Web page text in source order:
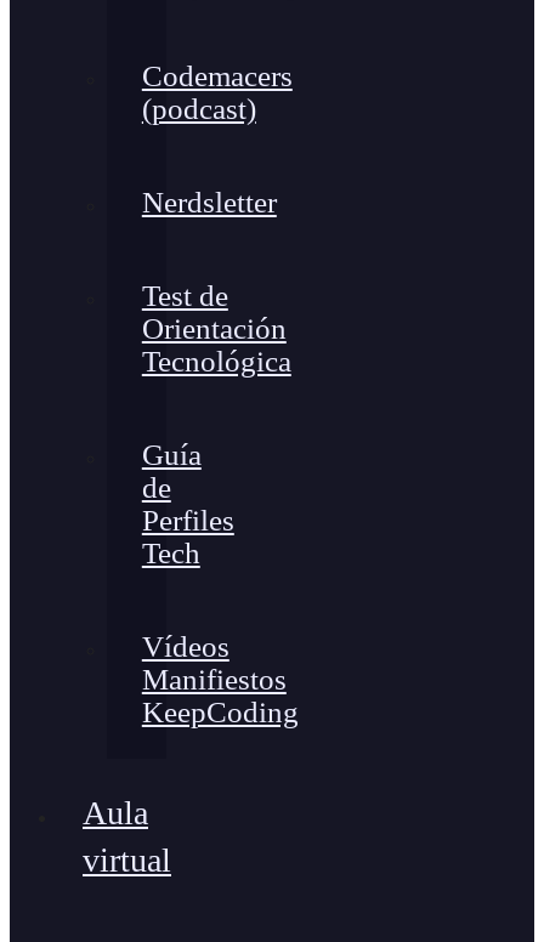
Codemacers
(podcast)
Nerdsletter
Test de
Orientación
Tecnológica
Guía
de
Perfiles
Tech
Vídeos
Manifiestos
KeepCoding
Aula
virtual